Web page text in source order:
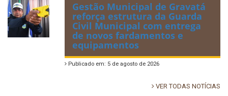
Gestão Municipal de Gravatá
reforça estrutura da Guarda
Civil Municipal com entrega
de novos fardamentos e
equipamentos
Publicado em: 5 de agosto de 2026
VER TODAS NOTÍCIAS